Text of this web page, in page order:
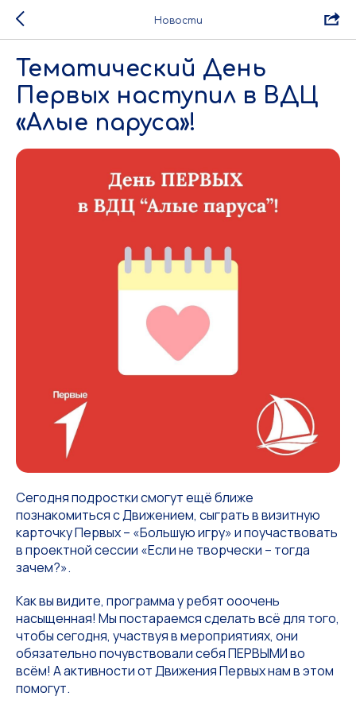
Новости
Тематический День
Первых наступил в ВДЦ
«Алые паруса»!
Сегодня подростки смогут ещё ближе
познакомиться с Движением, сыграть в визитную
карточку Первых – «Большую игру» и поучаствовать
в проектной сессии «Если не творчески – тогда
зачем?».
Как вы видите, программа у ребят ооочень
насыщенная! Мы постараемся сделать всё для того,
чтобы сегодня, участвуя в мероприятиях, они
обязательно почувствовали себя ПЕРВЫМИ во
всём! А активности от Движения Первых нам в этом
помогут.